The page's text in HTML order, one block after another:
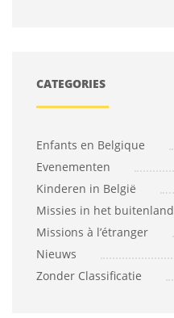
CATEGORIES
Enfants en Belgique
Evenementen
Kinderen in België
Missies in het buitenland
Missions à l’étranger
Nieuws
Zonder Classificatie